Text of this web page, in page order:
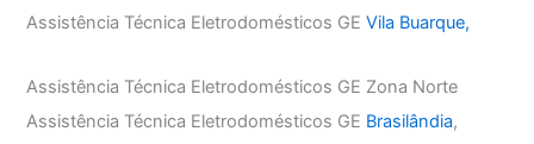
Assistência Técnica Eletrodomésticos GEVila Buarque,
Assistência Técnica Eletrodomésticos GE Zona Norte
Assistência Técnica Eletrodomésticos GE Brasilândia,